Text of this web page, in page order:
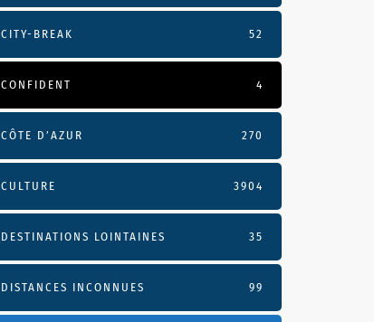
CITY-BREAK 52
CONFIDENT 4
CÔTE D’AZUR 270
CULTURE 3904
DESTINATIONS LOINTAINES 35
DISTANCES INCONNUES 99